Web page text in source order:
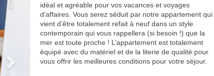
idéal et agréable pour vos vacances et voyages
d’affaires. Vous serez séduit par notre appartement qui
vient d’être totalement refait à neuf dans un style
contemporain qui vous rappellera (si besoin !) que la
mer est toute proche ! L’appartement est totalement
équipé avec du matériel et de la literie de qualité pour
vous offrir les meilleures conditions pour votre séjour.